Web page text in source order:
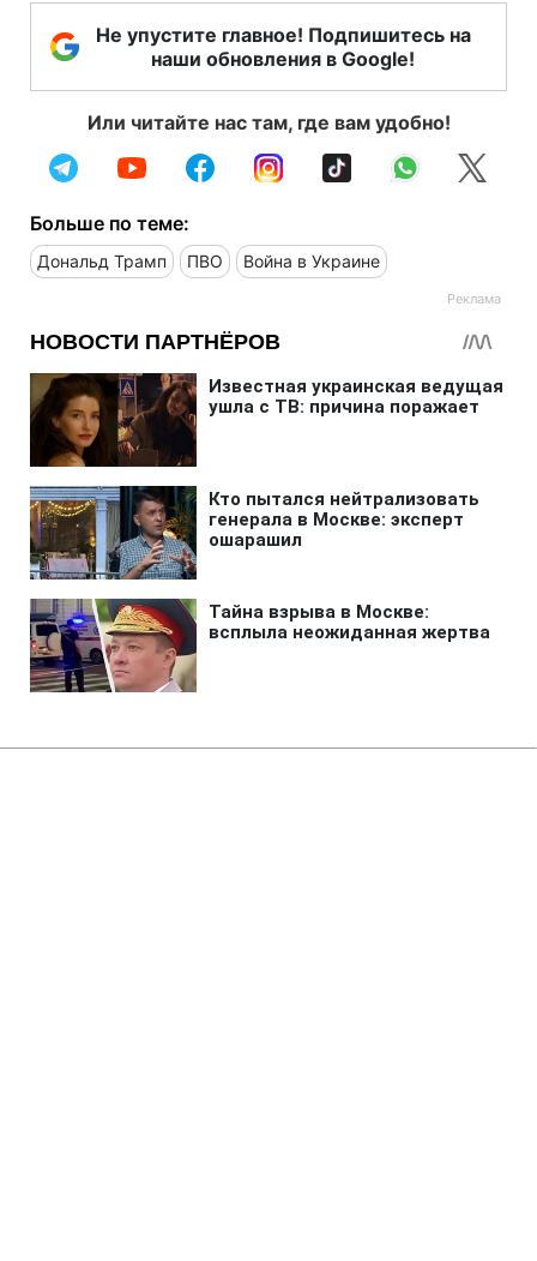
Не упустите главное! Подпишитесь на
наши обновления в Google!
Или читайте нас там, где вам удобно!
Больше по теме:
Дональд Трамп ПВО Война в Украине